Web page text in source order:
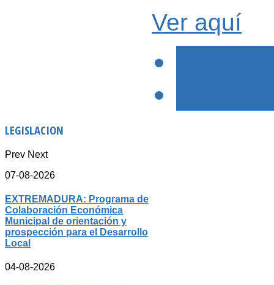
Ver aquí
LEGISLACION
Prev Next
07-08-2026
EXTREMADURA: Programa de
Colaboración Económica
Municipal de orientación y
prospección para el Desarrollo
Local
04-08-2026